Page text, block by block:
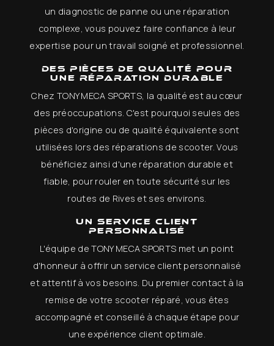
un diagnostic de panne ou une réparation
complexe, vous pouvez faire confiance à leur
expertise pour un travail soigné et professionnel.
Des pièces de qualité pour
une réparation durable
Chez TONY MECA SPORTS, la qualité est au cœur
des préoccupations. C'est pourquoi seules des
pièces d'origine ou de qualité équivalente sont
utilisées lors des réparations de scooter. Vous
bénéficiez ainsi d'une réparation durable et
fiable, pour rouler en toute sécurité sur les
routes de Rives et ses environs.
Un service client
personnalisé
L'équipe de TONY MECA SPORTS met un point
d'honneur à offrir un service client personnalisé
et attentif à vos besoins. Du premier contact à la
remise de votre scooter réparé, vous êtes
accompagné et conseillé à chaque étape pour
une expérience client optimale.